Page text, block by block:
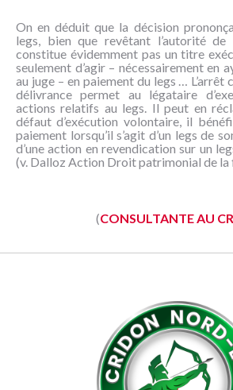
On en déduit que la décision
legs, bien que revêtant l’autorité de
constitue évidemment pas un titre
seulement d’agir – nécessairement en
au juge – en paiement du legs … L’arrêt
délivrance permet au légataire
actions relatifs au legs. Il peut en
défaut d’exécution volontaire, il
paiement lorsqu’il s’agit d’un legs de
d’une action en revendication sur un
(v. Dalloz Action Droit patrimonial de la
(CONSULTANTE AU